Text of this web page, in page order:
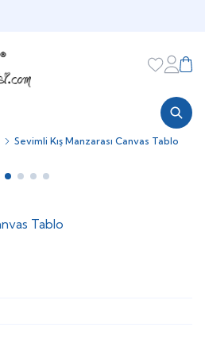
Favorilerim
Sevimli Kış Manzarası Canvas Tablo
Tablo